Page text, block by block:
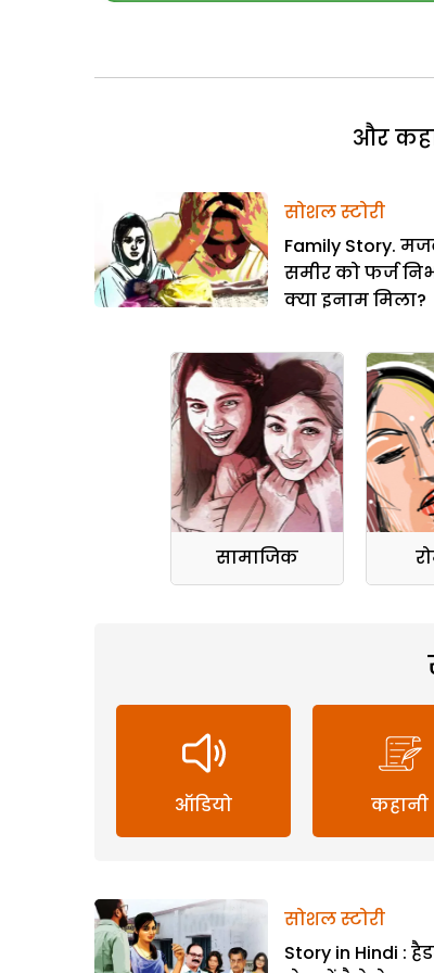
और
सोशल स्टोरी
Family Story.
समीर को फर्ज
क्या इनाम मिला?
सामाजिक
ऑडियो कहानी
सोशल स्टोरी
Story in Hindi :